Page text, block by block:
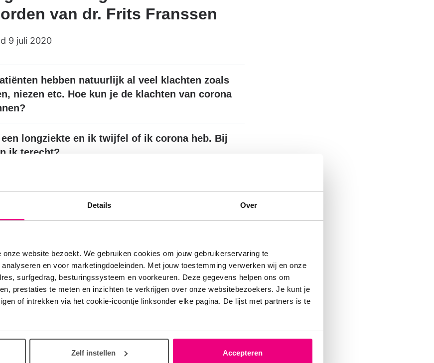
Details Over
website bezoekt. We gebruiken cookies om jouw gebruikerservaring te
en voor marketingdoeleinden. Met jouw toestemming verwerken wij en onze
surfgedrag, besturingssysteem en voorkeuren. Deze gegevens helpen ons om
prestaties te meten en inzichten te verkrijgen over onze websitebezoekers. Je kunt je
of intrekken via het cookie-icoontje linksonder elke pagina. De lijst met partners is te
Zelf instellen Accepteren
van dr. Frits Franssen
9 juli 2020
hebben natuurlijk al veel klachten zoals
niezen etc. Hoe kun je de klachten van corona
een longziekte en ik twijfel of ik corona heb. Bij
ik terecht?
val. Hoe kan ik hiermee omgaan?
als longpatiënt een hoger risico om corona te
dit moment verstandig/veilig genoeg om mijn
met mijn zorgverlener door te laten gaan?
ziekenhuis/longfunctietest)